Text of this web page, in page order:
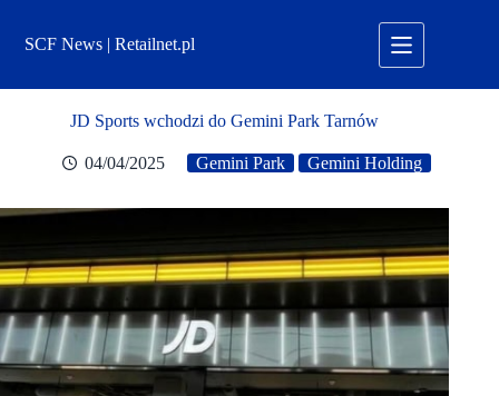
treściSCF News | Retailnet.pl
JD Sports wchodzi do Gemini Park Tarnów
04/04/2025 Gemini Park Gemini Holding